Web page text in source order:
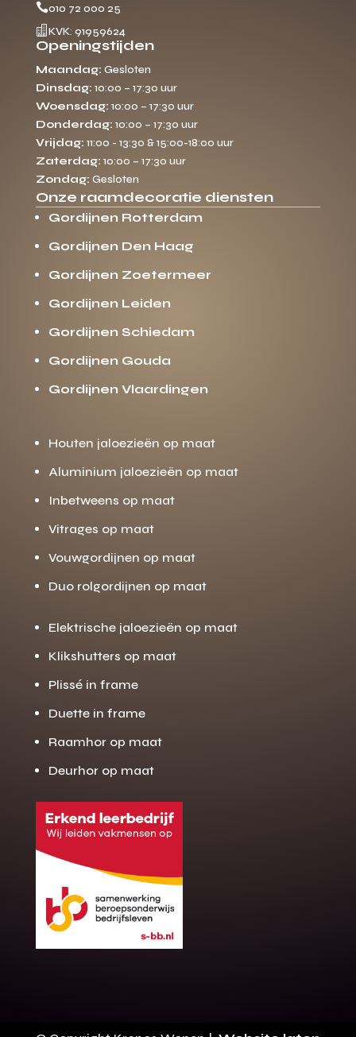
Gratis offerte
op maat?
Binnen 24 uur jouw gratis offerte
10 jaar garantie op de montage
010 72 000 25
 KVK: 91959624
Openingstijden
Maandag: Gesloten
Dinsdag: 10:00 – 17:30 uur
Woensdag: 10:00 – 17:30 uur
Donderdag: 10:00 – 17:30 uur
Vrijdag: 11:00 - 13:30 & 15:00-18:00 uur
Zaterdag: 10:00 – 17:30 uur
Zondag: Gesloten
Onze raamdecoratie diensten
Gordijnen Rotterdam
Gordijnen Den Haag
Gordijnen Zoetermeer
Gordijnen Leiden
Gordijnen Schiedam
Gordijnen Gouda
Gordijnen Vlaardingen
Houten jaloezieën op maat
Aluminium jaloezieën op maat
Inbetweens op maat
Vitrages op maat
Vouwgordijnen op maat
Duo rolgordijnen op maat
Elektrische jaloezieën op maat
Klikshutters op maat
Plissé in frame
Duette in frame
Raamhor op maat
Deurhor op maat